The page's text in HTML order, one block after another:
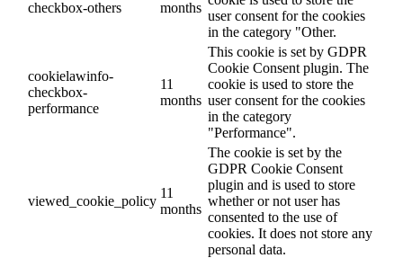
checkbox-others
months
user consent for the cookies
in the category "Other.
cookielawinfo-
checkbox-
performance
11
months
This cookie is set by GDPR
Cookie Consent plugin. The
cookie is used to store the
user consent for the cookies
in the category
"Performance".
viewed_cookie_policy
11
months
The cookie is set by the
GDPR Cookie Consent
plugin and is used to store
whether or not user has
consented to the use of
cookies. It does not store any
personal data.